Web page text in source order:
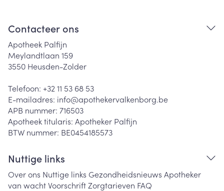
Contacteer ons
Apotheek Palfijn
Meylandtlaan 159
3550 Heusden-Zolder
Telefoon: +32 11 53 68 53
E-mailadres: info@apothekervalkenborg.be
APB nummer: 716503
Apotheek titularis: Apotheker Palfijn
BTW nummer: BE0454185573
Nuttige links
Over ons Nuttige links Gezondheidsnieuws Apotheker
van wachtVoorschriftZorgtarieven FAQ